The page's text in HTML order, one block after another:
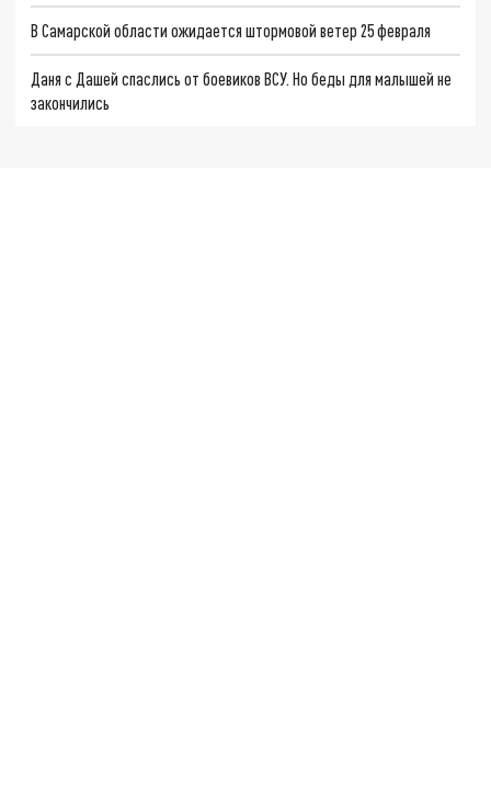
В Самарской области ожидается штормовой ветер 25 февраля
Даня с Дашей спаслись от боевиков ВСУ. Но беды для малышей не
закончились